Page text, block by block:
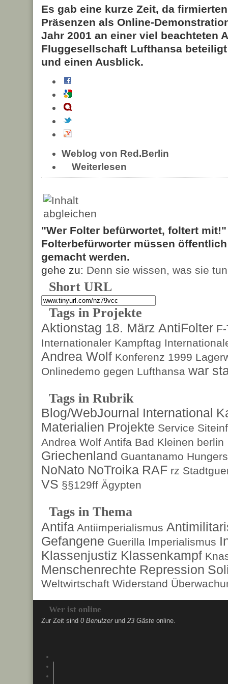
Es gab eine kurze Zeit, da
Präsenzen als Online-
Jahr 2001 an einer viel beachteten
Fluggesellschaft Lufthansa
und einen Ausblick.
Weblog von Red.Berlin
Weiterlesen
"Wer Folter befürwortet, foltert
Folterbefürworter müssen
gemacht werden.
gehe zu: Denn sie wissen, was sie tun
Short URL
Tags in Projekte
Aktionstag 18. März AntiFolter
Internationaler Kampftag
Andrea Wolf Konferenz 1999
Onlinedemo gegen Lufthansa war
Tags in Rubrik
Blog/WebJournal International
Materialien Projekte Service
Andrea Wolf Antifa Bad Kleinen berlin
Griechenland Guantanamo
NoNato NoTroika RAF rz
VS §§129ff Ägypten
Tags in Thema
Antifa Antiimperialismus
Gefangene Guerilla Imperialismus
Klassenjustiz Klassenkampf
Menschenrechte Repression
Weltwirtschaft Widerstand
Wer ist online
Zur Zeit sind 0 Benutzerund 23 Gäste online.